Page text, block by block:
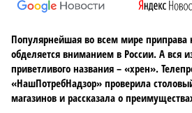
Популярнейшая во всем мире приправа
обделяется вниманием в России. А вся
приветливого названия – «хрен».
«НашПотребНадзор» проверила
магазинов и рассказала о